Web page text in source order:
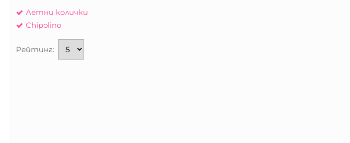
Летни колички
Chipolino
Рейтинг: